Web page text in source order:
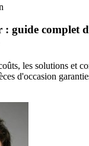
guide complet
les solutions et
d'occasion